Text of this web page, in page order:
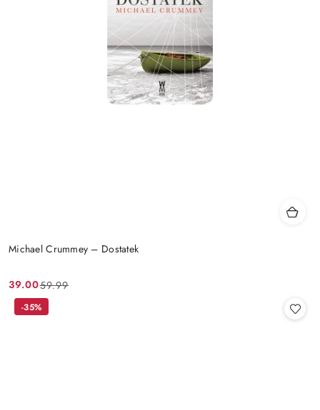
Michael Crummey – Dostatek
Cena
promocyjna:
39.00
Cena
przed
59.99
-35%